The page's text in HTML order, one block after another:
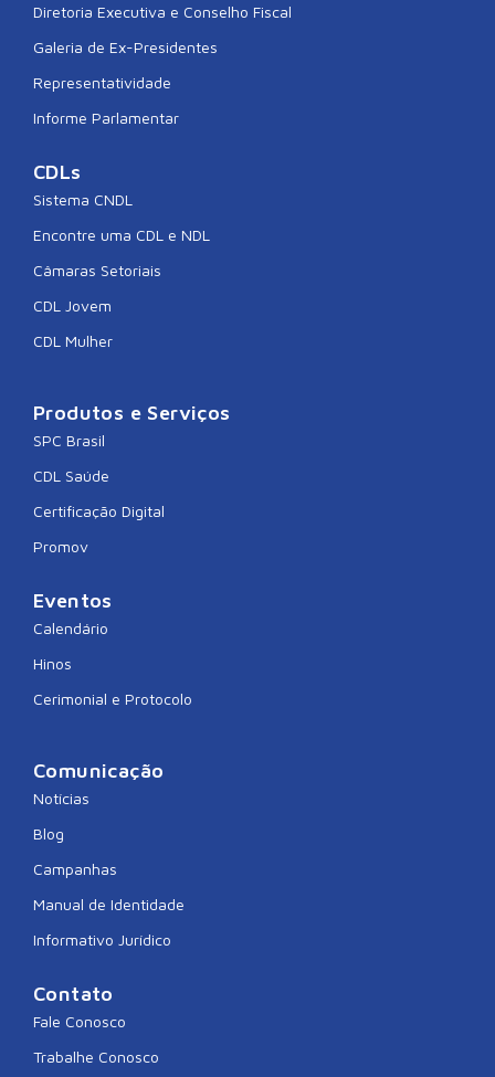
Diretoria Executiva e Conselho Fiscal
Galeria de Ex-Presidentes
Representatividade
Informe Parlamentar
CDLs
Sistema CNDL
Encontre uma CDL e NDL
Câmaras Setoriais
CDL Jovem
CDL Mulher
Produtos e Serviços
SPC Brasil
CDL Saúde
Certificação Digital
Promov
Eventos
Calendário
Hinos
Cerimonial e Protocolo
Comunicação
Notícias
Blog
Campanhas
Manual de Identidade
Informativo Jurídico
Contato
Fale Conosco
Trabalhe Conosco